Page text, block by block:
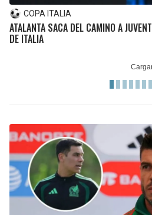
COPA ITALIA
ATALANTA SACA DEL CAMINO A
DE ITALIA